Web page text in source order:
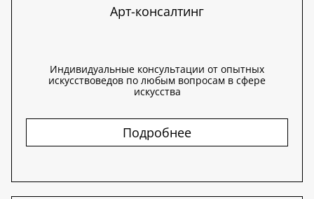
Арт-консалтинг
Индивидуальные консультации от опытных
искусствоведов по любым вопросам в сфере
искусства
Подробнее